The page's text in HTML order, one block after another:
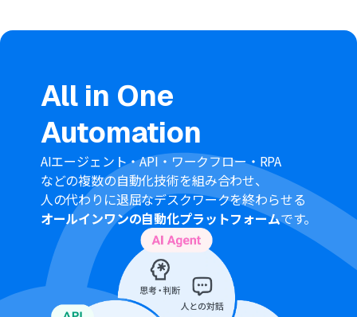
Google スプレッドシートとNotionをYoomに連携させる
プランによって最短の起動間隔が異なりますので、ご注意
ください。
Google スプレッドシートをアプリトリガーとして使用す
る際の注意事項は「【アプリトリガー】Google スプレッ
ドシートのトリガーにおける注意事項
」を参照してくだ
さい。
All in One
Automation
AIエージェント・API・ワークフロー・RPA
などの複数の自動化技術を組み合わせ、
人の代わりに退屈なデスクワークを終わらせる
オールインワンの自動化プラットフォームです。